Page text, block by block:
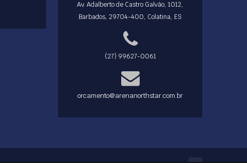
Av. Adalberto de Castro Galvão, 1012,
Barbados, 29704-400, Colatina, ES
(27) 99627-0061
orcamento@arenanorthstar.com.br